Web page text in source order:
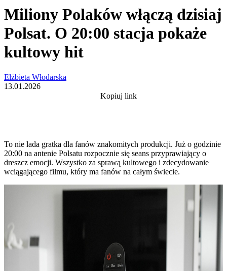
Miliony Polaków włączą dzisiaj
Polsat. O 20:00 stacja pokaże
kultowy hit
Elżbieta Włodarska
13.01.2026
Kopiuj link
To nie lada gratka dla fanów znakomitych produkcji. Już o godzinie
20:00 na antenie Polsatu rozpocznie się seans przyprawiający o
dreszcz emocji. Wszystko za sprawą kultowego i zdecydowanie
wciągającego filmu, który ma fanów na całym świecie.